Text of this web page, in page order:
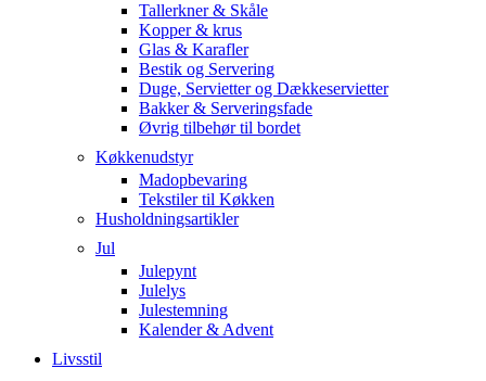
Tallerkner & Skåle
Kopper & krus
Glas & Karafler
Bestik og Servering
Duge, Servietter og Dækkeservietter
Bakker & Serveringsfade
Øvrig tilbehør til bordet
Køkkenudstyr
Madopbevaring
Tekstiler til Køkken
Husholdningsartikler
Jul
Julepynt
Julelys
Julestemning
Kalender & Advent
Livsstil